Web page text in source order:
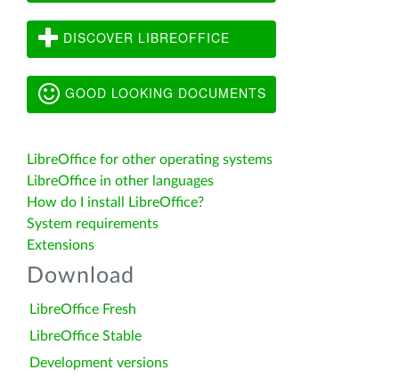
DISCOVER LIBREOFFICE
GOOD LOOKING DOCUMENTS
LibreOffice for other operating systems
LibreOffice in other languages
How do I install LibreOffice?
System requirements
Extensions
Download
LibreOffice Fresh
LibreOffice Stable
Development versions